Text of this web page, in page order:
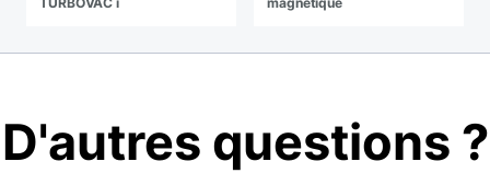
D'autres questions ?